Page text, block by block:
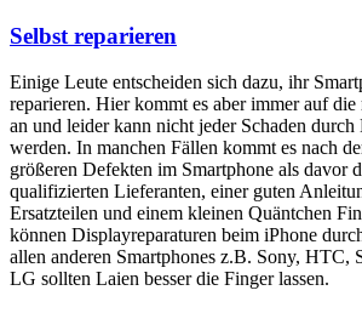
Selbst reparieren
Einige Leute entscheiden sich dazu, ihr
reparieren. Hier kommt es aber immer auf
an und leider kann nicht jeder Schaden durch
werden. In manchen Fällen kommt es nach
größeren Defekten im Smartphone als davor
qualifizierten Lieferanten, einer guten
Ersatzteilen und einem kleinen Quäntchen
können Displayreparaturen beim iPhone
allen anderen Smartphones z.B. Sony, HTC,
LG sollten Laien besser die Finger lassen.